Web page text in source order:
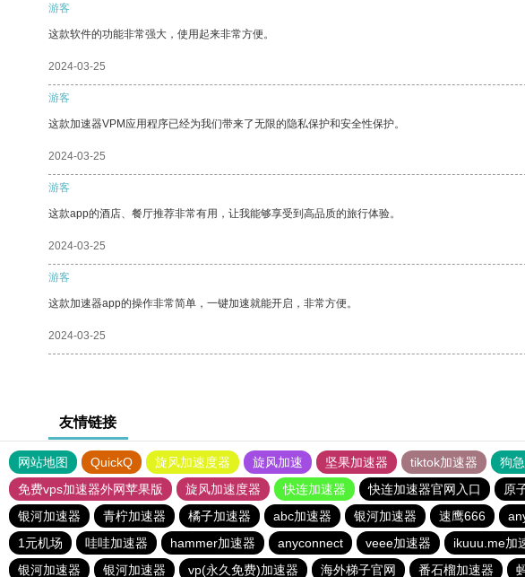
游客
这款软件的功能非常强大，使用起来非常方便。
2024-03-25
游客
这款加速器VPM应用程序已经为我们带来了无限的隐私保护和安全性保护。
2024-03-25
游客
这款app的酒店、餐厅推荐非常有用，让我能够享受到高品质的旅行体验。
2024-03-25
游客
这款加速器app的操作非常简单，一键加速就能开启，非常方便。
2024-03-25
友情链接
网站地图 QuickQ 旋风加速度器 旋风加速 坚果加速器 tiktok加速器 狗
免费vps加速器外网苹果版
旋风加速度器 快连加速器 快连加速器官网入口 原
银河加速器
青柠加速器 橘子加速器 abc加速器 银河加速器 速鹰666
1元机场
哇哇加速器 hammer加速器 anyconnect veee加速器 ikuuu.me加
银河加速器
银河加速器 vp(永久免费)加速器 海外梯子官网 番石榴加速器